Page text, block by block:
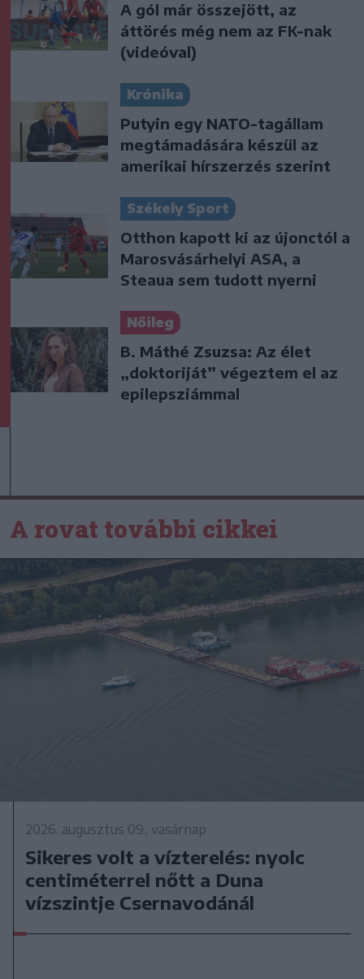
A gól már összejött, az
áttörés még nem az FK-nak
(videóval)
Krónika
Putyin egy NATO-tagállam
megtámadására készül az
amerikai hírszerzés szerint
Székely Sport
Otthon kapott ki az újonctól a
Marosvásárhelyi ASA, a
Steaua sem tudott nyerni
Nőileg
B. Máthé Zsuzsa: Az élet
„doktoriját” végeztem el az
epilepsziámmal
A rovat további cikkei
2026. augusztus 09., vasárnap
Sikeres volt a vízterelés: nyolc
centiméterrel nőtt a Duna
vízszintje Csernavodánál